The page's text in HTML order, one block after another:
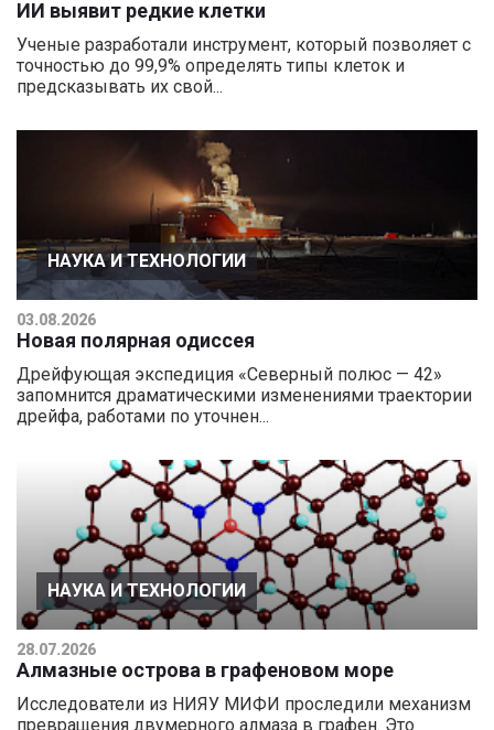
ИИ выявит редкие клетки
Ученые разработали инструмент, который позволяет с
точностью до 99,9% определять типы клеток и
предсказывать их свой...
НАУКА И ТЕХНОЛОГИИ
03.08.2026
Новая полярная одиссея
Дрейфующая экспедиция «Северный полюс — 42»
запомнится драматическими изменениями траектории
дрейфа, работами по уточнен...
НАУКА И ТЕХНОЛОГИИ
28.07.2026
Алмазные острова в графеновом море
Исследователи из НИЯУ МИФИ проследили механизм
превращения двумерного алмаза в графен. Это